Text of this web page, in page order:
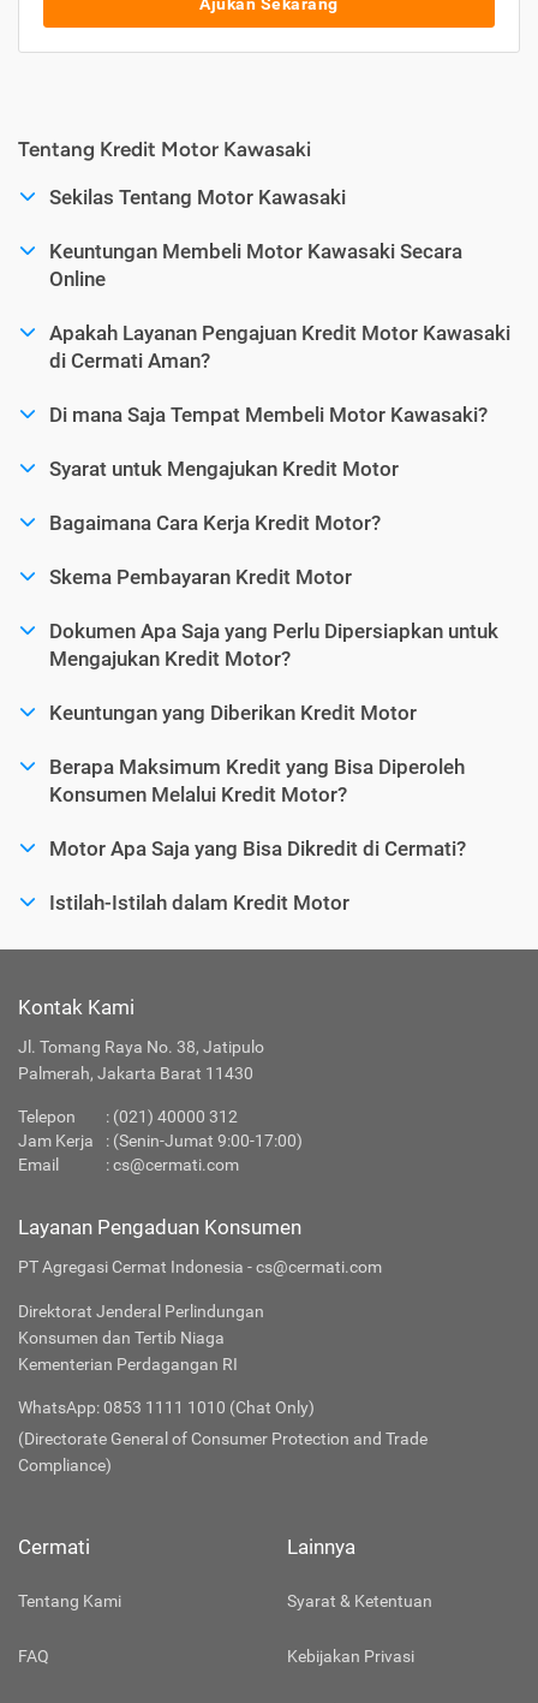
Ajukan Sekarang
Tentang Kredit Motor Kawasaki
Sekilas Tentang Motor Kawasaki
Keuntungan Membeli Motor Kawasaki Secara
Online
Apakah Layanan Pengajuan Kredit Motor Kawasaki
di Cermati Aman?
Di mana Saja Tempat Membeli Motor Kawasaki?
Syarat untuk Mengajukan Kredit Motor
Bagaimana Cara Kerja Kredit Motor?
Skema Pembayaran Kredit Motor
Dokumen Apa Saja yang Perlu Dipersiapkan untuk
Mengajukan Kredit Motor?
Keuntungan yang Diberikan Kredit Motor
Berapa Maksimum Kredit yang Bisa Diperoleh
Konsumen Melalui Kredit Motor?
Motor Apa Saja yang Bisa Dikredit di Cermati?
Istilah-Istilah dalam Kredit Motor
Kontak Kami
Jl. Tomang Raya No. 38, Jatipulo
Palmerah, Jakarta Barat 11430
Telepon : (021) 40000 312
Jam Kerja
: (Senin-Jumat 9:00-17:00)
Email
:cs@cermati.com
Layanan Pengaduan Konsumen
PT Agregasi Cermat Indonesia - cs@cermati.com
Direktorat Jenderal Perlindungan
Konsumen dan Tertib Niaga
Kementerian Perdagangan RI
WhatsApp: 0853 1111 1010 (Chat Only)
(Directorate General of Consumer Protection and Trade
Compliance)
Cermati
Tentang Kami
FAQ
Lainnya
Syarat & Ketentuan
Kebijakan Privasi